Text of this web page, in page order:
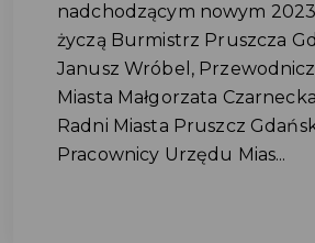
nadchodzącym nowym
życzą Burmistrz Pruszcza
Janusz Wróbel,
Miasta Małgorzata
Radni Miasta Pruszcz
Pracownicy Urzędu Mias...